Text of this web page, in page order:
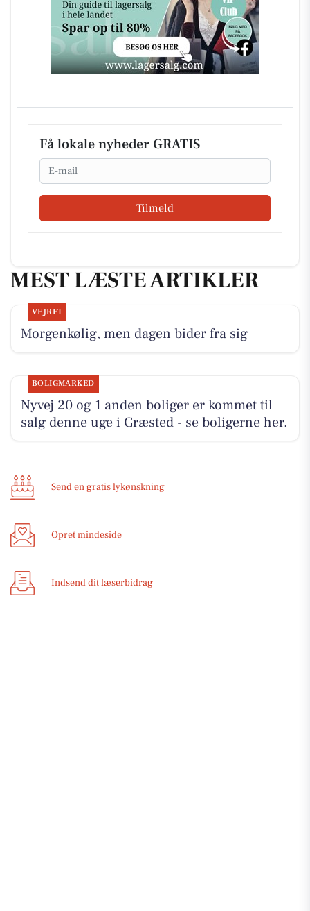
Få lokale nyheder GRATIS
Email
Tilmeld
MEST LÆSTE ARTIKLER
VEJRET
Morgenkølig, men dagen bider fra sig
BOLIGMARKED
Nyvej 20 og 1 anden boliger er kommet til
salg denne uge i Græsted - se boligerne her.
Send en gratis lykønskning
Opret mindeside
Indsend dit læserbidrag